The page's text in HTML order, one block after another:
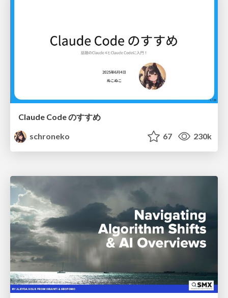
Claude Code のすすめ
schroneko
67 230k